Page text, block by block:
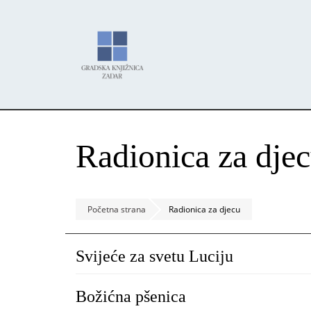
Radionica za
Početna strana Radionica za djecu
Svijeće za svetu Luciju
Božićna pšenica